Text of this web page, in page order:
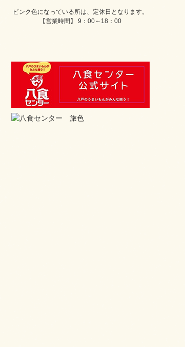
ピンク色になっている所は、定休日となります。
【営業時間】 9：00～18：00